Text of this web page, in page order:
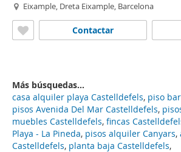
Eixample, Dreta Eixample, Barcelona
Contactar
Más búsquedas...
casa alquiler playa Castelldefels, piso
pisos Avenida Del Mar Castelldefels,
muebles Castelldefels, fincas
Playa - La Pineda, pisos alquiler Canyars,
Castelldefels, planta baja Castelldefels,